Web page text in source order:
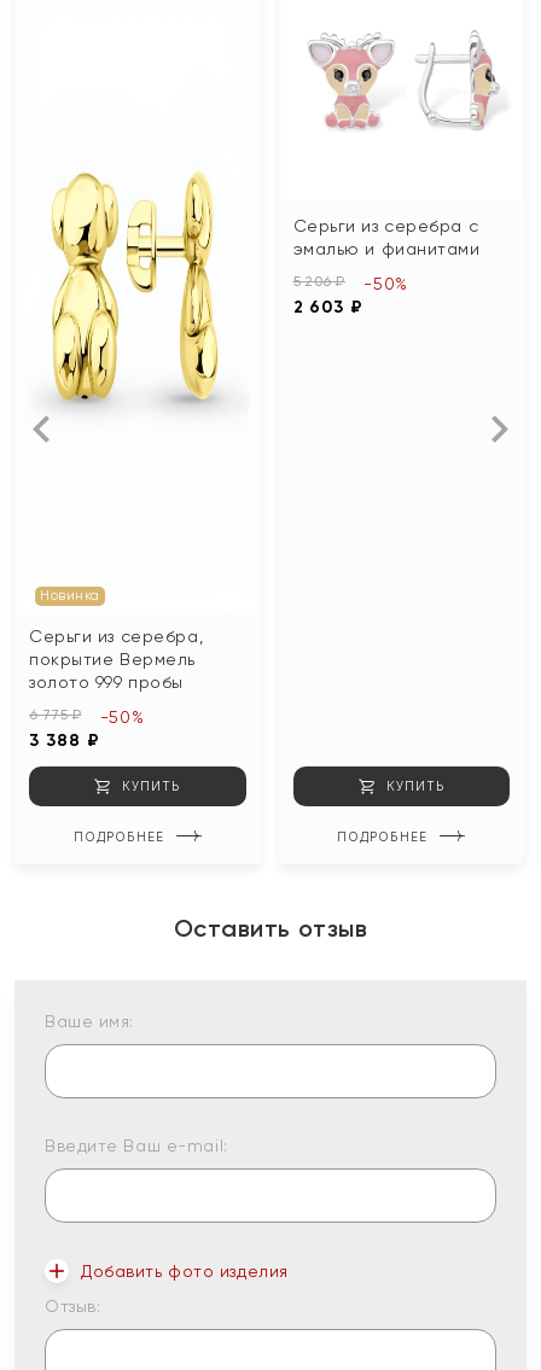
Новинка
Серьги из серебра,
покрытие Вермель
золото 999 пробы
6 775 ₽
3 388 ₽
-50%
КУПИТЬ
ПОДРОБНЕЕ
Серьги из серебра с
эмалью и фианитами
5 206 ₽
2 603 ₽
-50%
КУПИТЬ
ПОДРОБНЕЕ
Оставить отзыв
Ваше имя:
Введите Ваш e-mail:
Добавить фото изделия
Отзыв: